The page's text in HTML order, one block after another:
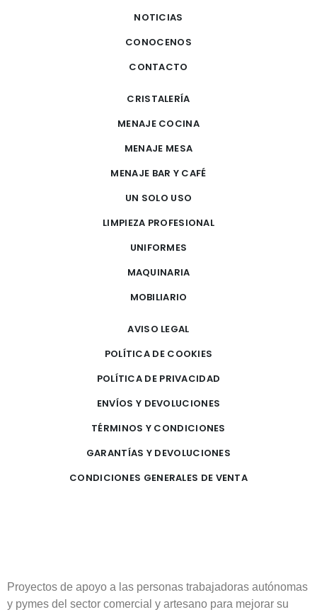
NOTICIAS
CONOCENOS
CONTACTO
CRISTALERÍA
MENAJE COCINA
MENAJE MESA
MENAJE BAR Y CAFÉ
UN SOLO USO
LIMPIEZA PROFESIONAL
UNIFORMES
MAQUINARIA
MOBILIARIO
AVISO LEGAL
POLÍTICA DE COOKIES
POLÍTICA DE PRIVACIDAD
ENVÍOS Y DEVOLUCIONES
TÉRMINOS Y CONDICIONES
GARANTÍAS Y DEVOLUCIONES
CONDICIONES GENERALES DE VENTA
Proyectos de apoyo a las personas trabajadoras autónomas
y pymes del sector comercial y artesano para mejorar su